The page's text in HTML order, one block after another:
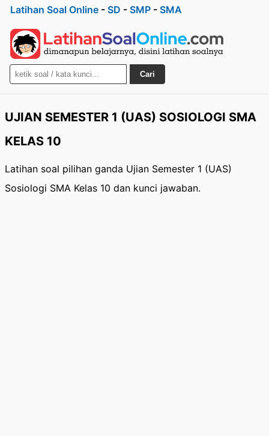
Latihan Soal Online - SD - SMP - SMA
Cari
UJIAN SEMESTER 1 (UAS) SOSIOLOGI SMA
KELAS 10
Latihan soal pilihan ganda Ujian Semester 1 (UAS)
Sosiologi SMA Kelas 10 dan kunci jawaban.